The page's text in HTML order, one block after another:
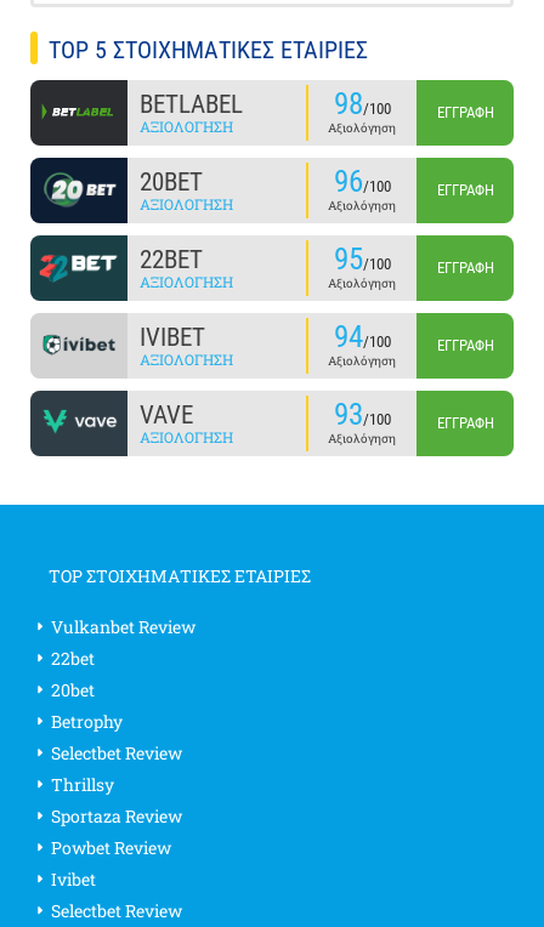
TOP 5 ΣΤΟΙΧΗΜΑΤΙΚΕΣ ΕΤΑΙΡΙΕΣ
BETLABEL
ΑΞΙΟΛΌΓΗΣΗ
98/100
Αξιολόγηση
ΕΓΓΡΑΦΉ
20BET
ΑΞΙΟΛΌΓΗΣΗ
96/100
Αξιολόγηση
ΕΓΓΡΑΦΉ
22BET
ΑΞΙΟΛΌΓΗΣΗ
95/100
Αξιολόγηση
ΕΓΓΡΑΦΉ
IVIBET
ΑΞΙΟΛΌΓΗΣΗ
94/100
Αξιολόγηση
ΕΓΓΡΑΦΉ
VAVE
ΑΞΙΟΛΌΓΗΣΗ
93/100
Αξιολόγηση
ΕΓΓΡΑΦΉ
TOP ΣΤΟΙΧΗΜΑΤΙΚΕΣ ΕΤΑΙΡΙΕΣ
Vulkanbet Review
22bet
20bet
Betrophy
Selectbet Review
Thrillsy
Sportaza Review
Powbet Review
Ivibet
Selectbet Review